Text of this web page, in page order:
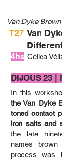
Van Dyke Brown
T27 Van
4hs Célica
DIJOUS 23 |
In this
the Van Dyke
toned contact
iron salts and
the late
names
process was